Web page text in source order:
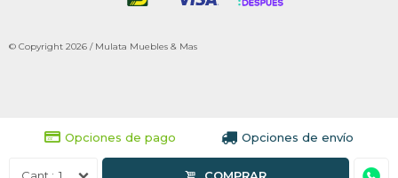
Opciones de pago Opciones de envío
© Copyright 2026 / Mulata Muebles & Mas